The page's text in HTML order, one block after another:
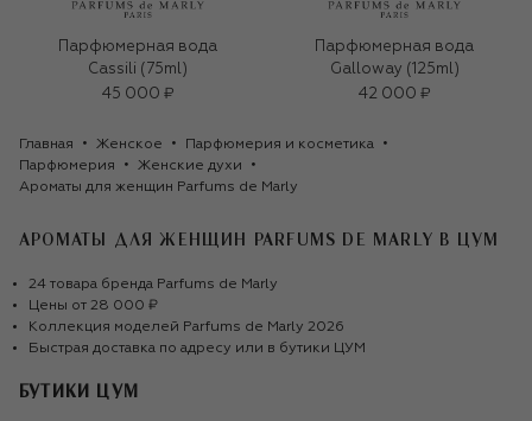
Парфюмерная вода
Cassili (75ml)
45 000 ₽
Парфюмерная вода
Galloway (125ml)
42 000 ₽
Главная Женское
Парфюмерия и косметика
Парфюмерия
Женские духи
Ароматы для женщин Parfums de Marly
АРОМАТЫ ДЛЯ ЖЕНЩИН PARFUMS DE MARLY В ЦУМ
24 товара бренда Parfums de Marly
Цены от 28 000 ₽
Коллекция моделей Parfums de Marly 2026
Быстрая доставка по адресу или в бутики ЦУМ
БУТИКИ ЦУМ